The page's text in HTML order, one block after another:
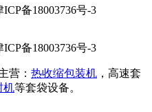
备18003736号-3
备18003736号-3
营： 热收缩包装机 ，高速套
机等套袋设备。